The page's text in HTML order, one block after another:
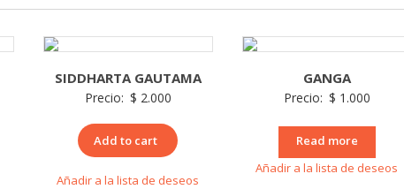
SIDDHARTA GAUTAMA
Precio: $ 2.000
Add to cart
Añadir a la lista de deseos
GANGA
Precio: $ 1.000
Read more
Añadir a la lista de deseos